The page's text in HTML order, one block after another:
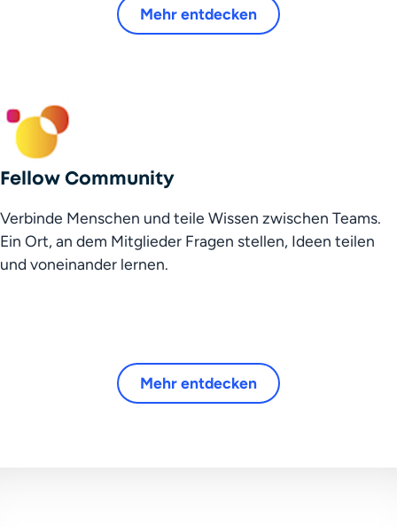
Mehr entdecken
Fellow Community
Verbinde Menschen und teile Wissen zwischen Teams.
Ein Ort, an dem Mitglieder Fragen stellen, Ideen teilen
und voneinander lernen.
Mehr entdecken